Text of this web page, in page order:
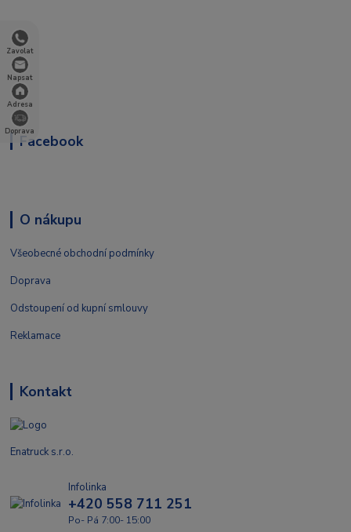
Zavolat
Napsat
Adresa
Doprava
Facebook
O nákupu
Všeobecné obchodní podmínky
Doprava
Odstoupení od kupní smlouvy
Reklamace
Kontakt
Enatruck s.r.o.
Infolinka
+420 558 711 251
Po- Pá 7:00- 15:00